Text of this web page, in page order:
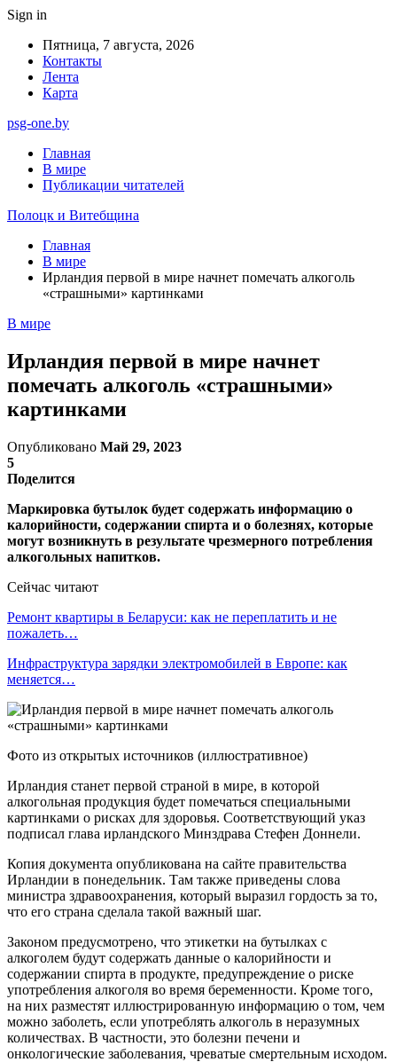
Sign in
Пятница, 7 августа, 2026
Контакты
Лента
Карта
psg-one.by
Главная
В мире
Публикации читателей
Полоцк и Витебщина
Главная
В мире
Ирландия первой в мире начнет помечать алкоголь
«страшными» картинками
В мире
Ирландия первой в мире начнет
помечать алкоголь «страшными»
картинками
Опубликовано Май 29, 2023
5
Поделится
Маркировка бутылок будет содержать информацию о
калорийности, содержании спирта и о болезнях, которые
могут возникнуть в результате чрезмерного потребления
алкогольных напитков.
Сейчас читают
Ремонт квартиры в Беларуси: как не переплатить и не
пожалеть…
Инфраструктура зарядки электромобилей в Европе: как
меняется…
Фото из открытых источников (иллюстративное)
Ирландия станет первой страной в мире, в которой
алкогольная продукция будет помечаться специальными
картинками о рисках для здоровья. Соответствующий указ
подписал глава ирландского Минздрава Стефен Доннели.
Копия документа опубликована на сайте правительства
Ирландии в понедельник. Там также приведены слова
министра здравоохранения, который выразил гордость за то,
что его страна сделала такой важный шаг.
Законом предусмотрено, что этикетки на бутылках с
алкоголем будут содержать данные о калорийности и
содержании спирта в продукте, предупреждение о риске
употребления алкоголя во время беременности. Кроме того,
на них разместят иллюстрированную информацию о том, чем
можно заболеть, если употреблять алкоголь в неразумных
количествах. В частности, это болезни печени и
онкологические заболевания, чреватые смертельным исходом.